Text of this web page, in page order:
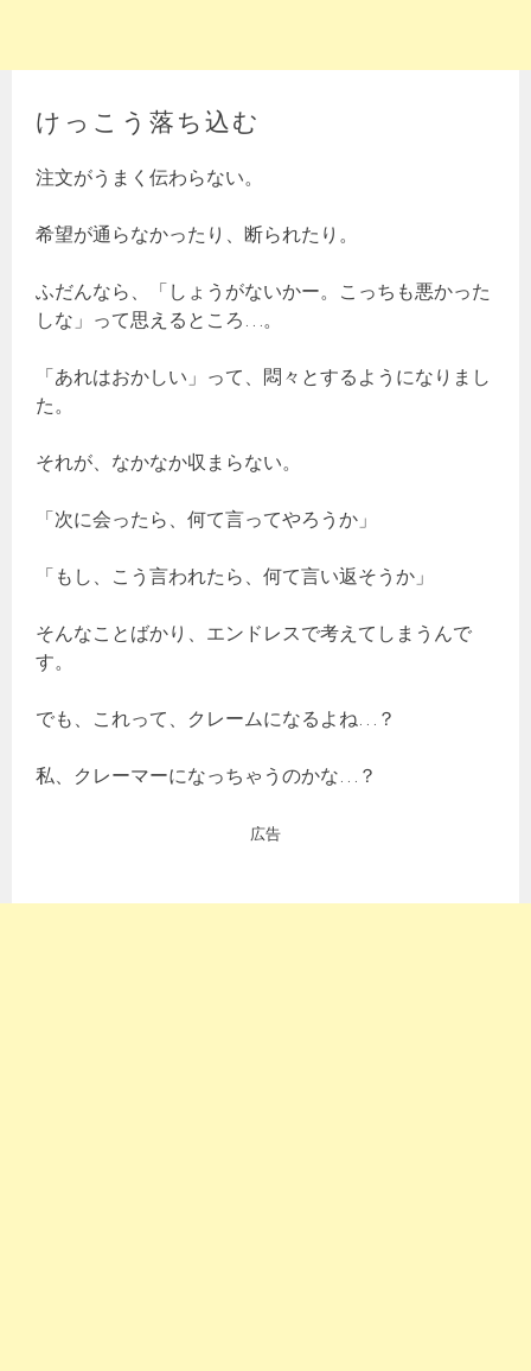
けっこう落ち込む
注文がうまく伝わらない。
希望が通らなかったり、断られたり。
ふだんなら、「しょうがないかー。こっちも悪かった
しな」って思えるところ…。
「あれはおかしい」って、悶々とするようになりまし
た。
それが、なかなか収まらない。
「次に会ったら、何て言ってやろうか」
「もし、こう言われたら、何て言い返そうか」
そんなことばかり、エンドレスで考えてしまうんで
す。
でも、これって、クレームになるよね…？
私、クレーマーになっちゃうのかな…？
広告